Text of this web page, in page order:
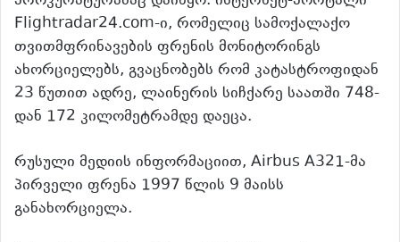
Flightradar24.com-ი, რომელიც სამოქალაქო
თვითმფრინავების ფრენის მონიტორინგს
ახორციელებს, გვაცნობებს რომ კატასტროფიდან
23 წუთით ადრე, ლაინერის სიჩქარე საათში 748-
დან 172 კილომეტრამდე დაეცა.
რუსული მედიის ინფორმაციით, Airbus А321-მა
პირველი ფრენა 1997 წლის 9 მაისს
განახორციელა.